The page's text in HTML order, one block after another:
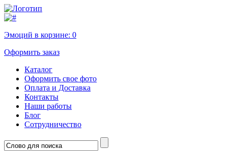
Эмоций в корзине: 0
Оформить заказ
Каталог
Оформить свое фото
Оплата и Доставка
Контакты
Наши работы
Блог
Сотрудничество